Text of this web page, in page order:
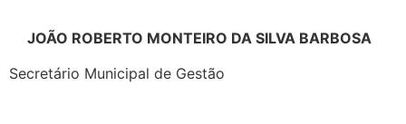
JOÃO ROBERTO MONTEIRO DA SILVA BARBOSA
Secretário Municipal de Gestão